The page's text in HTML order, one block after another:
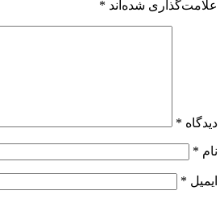
علامت‌گذاری شده‌اند *
دیدگاه *
نام *
ایمیل *